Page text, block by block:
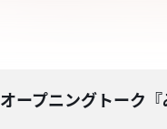
オープニングトーク